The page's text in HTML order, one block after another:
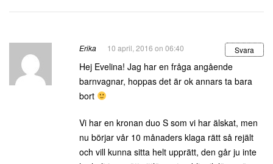
Erika 10 april, 2016 on 06:40 Svara
Hej Evelina! Jag har en fråga angående
barnvagnar, hoppas det är ok annars ta bara
bort
Vi har en kronan duo S som vi har älskat, men
nu börjar vår 10 månaders klaga rätt så rejält
och vill kunna sitta helt upprätt, den går ju inte